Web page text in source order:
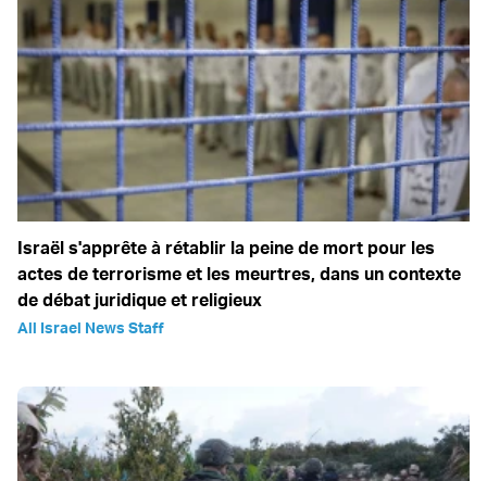
Israël s'apprête à rétablir la peine de mort pour les
actes de terrorisme et les meurtres, dans un contexte
de débat juridique et religieux
All Israel News Staff